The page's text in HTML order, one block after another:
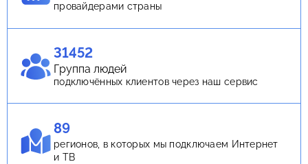
провайдерами страны
31452
Группа людей
подключённых клиентов через наш сервис
89
регионов, в которых мы подключаем Интернет
и ТВ